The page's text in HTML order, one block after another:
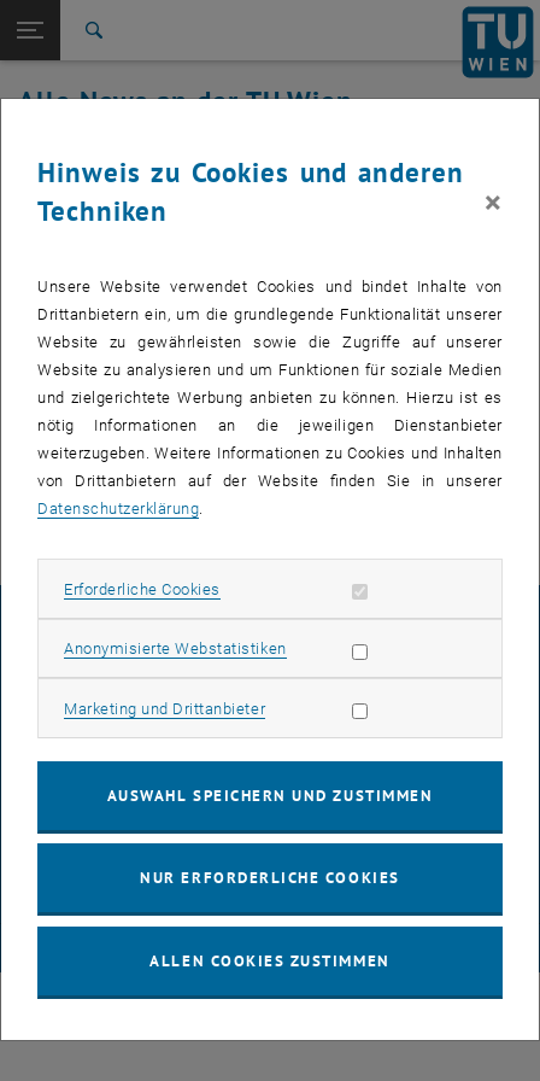
TU Login
Quicklinks
Quicklinks-Menü umschalten
Studium
International
Zur 1. Menü Ebene
Alle News
Zurück: Subseiten von TU Wien Startseite auflisten
Zurück zur letzten Ebene:
TU Wien Startseite
Alle News an der TU Wien
22. September 2022
Störung TUownCloud behoben
Betroffenes Service: TUownCloud
Betroffene Servicenehmer: Mitarbeiter_innen
Incident Status: behoben
Das Service ist wieder in vollem Umfang verfügbar.
IMPRESSUM
BARRIEREFREIHEITSERKLÄRUNG
DATENSCHUTZERKLÄRUNG (PDF)
COOKIEEINSTELLUNGEN
Hinweis zu Cookies und anderen
Techniken
×
Unsere Website verwendet Cookies und bindet Inhalte von
Drittanbietern ein, um die grundlegende Funktionalität unserer
Website zu gewährleisten sowie die Zugriffe auf unserer
Website zu analysieren und um Funktionen für soziale Medien
und zielgerichtete Werbung anbieten zu können. Hierzu ist es
nötig Informationen an die jeweiligen Dienstanbieter
weiterzugeben. Weitere Informationen zu Cookies und Inhalten
von Drittanbietern auf der Website finden Sie in unserer
Datenschutzerklärung.
Erforderliche Cookies Erforderliche Cookies zulassen
Anonymisierte WebstatistikenStatistik Cookies zulassen
Marketing und DrittanbieterMarketing Cookies zulassen
AUSWAHL SPEICHERN UND ZUSTIMMEN
NUR ERFORDERLICHE COOKIES
ALLEN COOKIES ZUSTIMMEN